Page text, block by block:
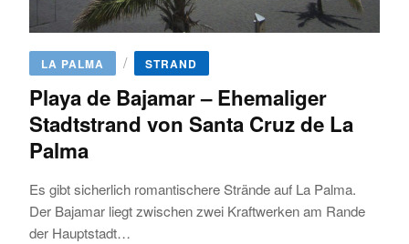
LA PALMA / STRAND
Playa de Bajamar – Ehemaliger
Stadtstrand von Santa Cruz de La
Palma
Es gibt sicherlich romantischere Strände auf La Palma.
Der Bajamar liegt zwischen zwei Kraftwerken am Rande
der Hauptstadt…